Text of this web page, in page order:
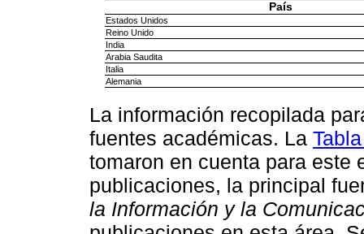
País
Estados Unidos
Reino Unido
India
Arabia Saudita
Italia
Alemania
La información recopilada
fuentes académicas. La
tomaron en cuenta para este
publicaciones, la principal
la Información y la